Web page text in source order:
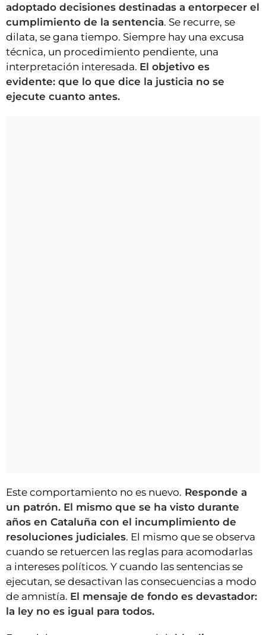
adoptado decisiones destinadas a entorpecer el
cumplimiento de la sentencia. Se recurre, se
dilata, se gana tiempo. Siempre hay una excusa
técnica, un procedimiento pendiente, una
interpretación interesada. El objetivo es
evidente: que lo que dice la justicia no se
ejecute cuanto antes.
Este comportamiento no es nuevo. Responde a
un patrón. El mismo que se ha visto durante
años en Cataluña con el incumplimiento de
resoluciones judiciales. El mismo que se observa
cuando se retuercen las reglas para acomodarlas
a intereses políticos. Y cuando las sentencias se
ejecutan, se desactivan las consecuencias a modo
de amnistía. El mensaje de fondo es devastador:
la ley no es igual para todos.